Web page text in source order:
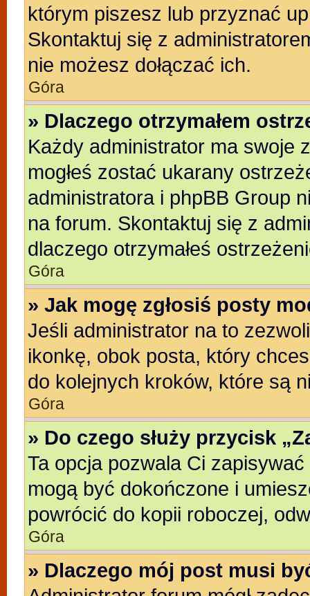
którym piszesz lub przyznać
Skontaktuj się z
nie możesz dołączać ich.
Góra
» Dlaczego otrzymałem
Każdy administrator ma swoje
mogłeś zostać ukarany
administratora i phpBB Group
na forum. Skontaktuj się z
dlaczego otrzymałeś
Góra
» Jak mogę zgłosiś posty
Jeśli administrator na to
ikonkę, obok posta, który
do kolejnych kroków, które są
Góra
» Do czego służy przycisk
Ta opcja pozwala Ci
mogą być dokończone i
powrócić do kopii roboczej,
Góra
» Dlaczego mój post musi